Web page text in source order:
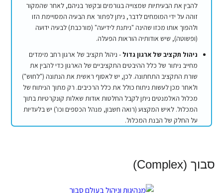
להבין את הבעיתיות שמצוייה בגורמים ובקשר בניהם, לאחר שהמקור
זוהה על ידי המומחים לדבר, ניתן לפתור את הבעיה המסויימת הזו
ולהפוך אותו מכזו שהינה "ניתנת לידיעה" (מורכבת) לבעיה ידועה
(ופשוטה), שיש אודותיה הוראות הפעלה.
ניהול תקציב של ארגון גדול - ניהול תקציב של ארגון רחב מימדים
מחייב ניתור של כלל ההיבטים התקציביים של הארגון כדי להבין את
שורת התקציב התחתונה. לכן, יש לאסוף ראשית את הנתונה ("לחוש")
ולאחר מכן לעשות ניתוח כולל את כלל הרכיבים. רק מתוך הניתוח של
מכלול האלמנטים ניתן לקבל החלטות אודות שאלות קונקרטיות בתוך
המכלול. לאיש המקצוע (רואה חשבון, מנהל הכספים וכו') יש בלעדיות
על החלק של הבנת המכלול.
סבוך (Complex)